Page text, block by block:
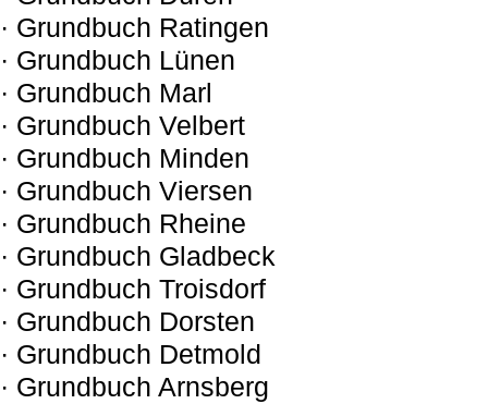
· Grundbuch Ratingen
· Grundbuch Lünen
· Grundbuch Marl
· Grundbuch Velbert
· Grundbuch Minden
· Grundbuch Viersen
· Grundbuch Rheine
· Grundbuch Gladbeck
· Grundbuch Troisdorf
· Grundbuch Dorsten
· Grundbuch Detmold
· Grundbuch Arnsberg